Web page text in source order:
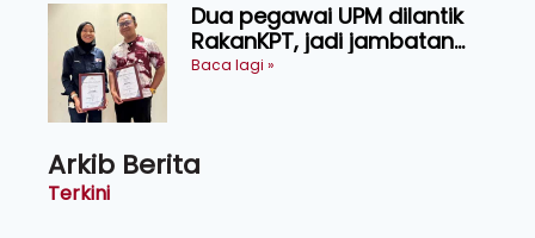
Dua pegawai UPM dilantik
RakanKPT, jadi jambatan
maklumat ke akar umbi
Baca lagi »
Arkib Berita
Terkini